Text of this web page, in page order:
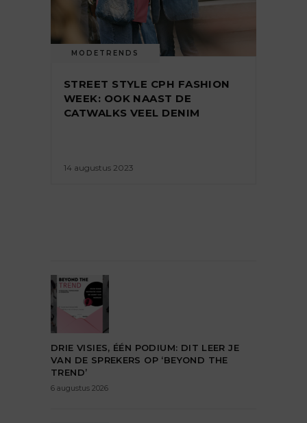
MODETRENDS
STREET STYLE CPH FASHION
WEEK: OOK NAAST DE
CATWALKS VEEL DENIM
14 augustus 2023
DRIE VISIES, ÉÉN PODIUM: DIT LEER JE
VAN DE SPREKERS OP ‘BEYOND THE
TREND’
6 augustus 2026